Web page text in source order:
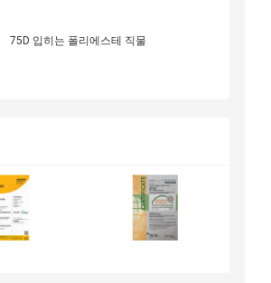
75D 입히는 폴리에스테 직물